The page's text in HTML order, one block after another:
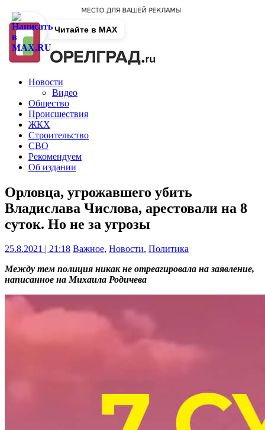
Новости
Видео
Общество
Происшествия
ЖКХ
Строительство
СВО
Рекомендуем
Об издании
Орловца, угрожавшего убить
Владислава Числова, арестовали на 8
суток. Но не за угрозы
25.8.2021 | 21:18 Важное, Новости, Политика
Между тем полиция никак не отреагировала на заявление,
написанное на Михаила Родичева
Читайте в MAX